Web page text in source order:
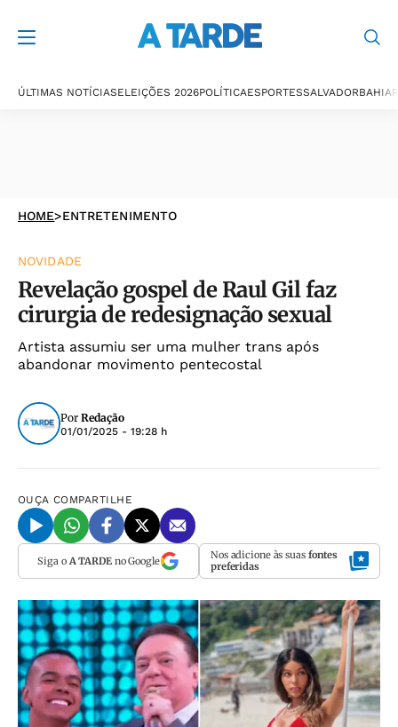
ÚLTIMAS NOTÍCIASELEIÇÕES 2026POLÍTICAESPORTESSALVADORBAHIA
HOME>ENTRETENIMENTO
NOVIDADE
Revelação gospel de Raul Gil faz
cirurgia de redesignação sexual
Artista assumiu ser uma mulher trans após
abandonar movimento pentecostal
Por Redação
01/01/2025 - 19:28 h
OUÇA COMPARTILHE
Siga o A TARDEno Google Nos adicione às suas fontes
preferidas